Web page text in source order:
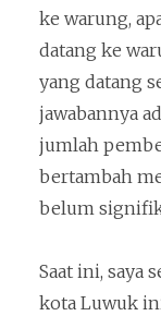
ke warung,
datang ke
yang datang
jawabannya
jumlah
bertambah
belum
Saat ini, saya
kota Luwuk